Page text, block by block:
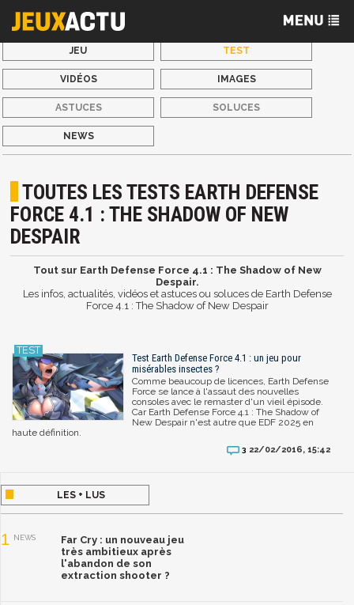
JEU TEST
VIDÉOS IMAGES
ASTUCES SOLUCES
NEWS
TOUTES LES TESTS EARTH DEFENSE
FORCE 4.1 : THE SHADOW OF NEW
DESPAIR
Tout sur Earth Defense Force 4.1 : The Shadow of New
Despair.
Les infos, actualités, vidéos et astuces ou soluces de Earth Defense
Force 4.1 : The Shadow of New Despair
Test Earth Defense Force 4.1 : un jeu pour
misérables insectes ?
Comme beaucoup de licences, Earth Defense
Force se lance à l'assaut des nouvelles
consoles avec le remaster d'un vieil épisode.
Car Earth Defense Force 4.1 : The Shadow of
New Despair n'est autre que EDF 2025 en
haute définition.
3 22/02/2016, 15:42
LES + LUS
1 NEWS
Far Cry : un nouveau jeu
très ambitieux après
l'abandon de son
extraction shooter ?